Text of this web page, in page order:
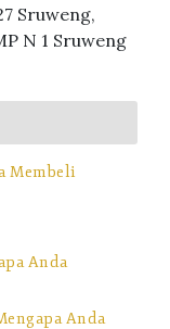
Sruweng,
N 1 Sruweng
Membeli
Anda
Anda